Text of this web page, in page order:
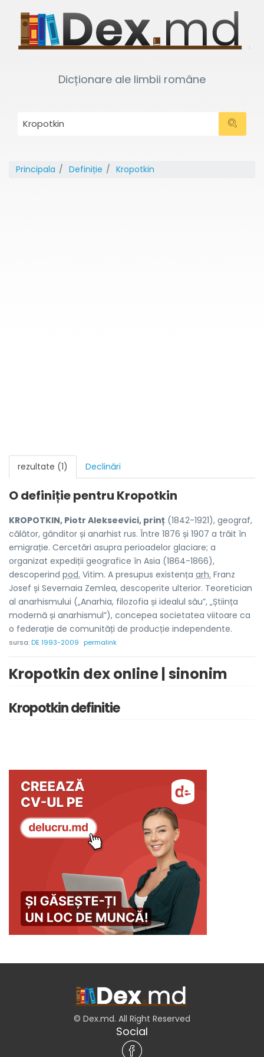
Dicționare ale limbii române
Principala Definiție Kropotkin
rezultate (1) Declinări
O definiție pentru Kropotkin
KROPOTKIN, Piotr Alekseevici, prinț (1842-1921), geograf,
călător, gânditor și anarhist rus. Între 1876 și 1907 a trăit în
emigrație. Cercetări asupra perioadelor glaciare; a
organizat expediții geografice în Asia (1864-1866),
descoperind pod. Vitim. A presupus existența arh. Franz
Josef și Severnaia Zemlea, descoperite ulterior. Teoretician
al anarhismului („Anarhia, filozofia și idealul său”, „Știința
modernă și anarhismul”), concepea societatea viitoare ca
o federație de comunități de producție independente.
sursa:DE 1993-2009 permalink
Kropotkin dex online | sinonim
Kropotkin definitie
© Dex.md. All Right Reserved
Social